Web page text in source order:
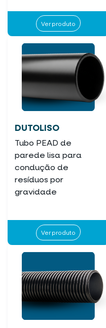
Ver produto
DUTOLISO
Tubo PEAD de
parede lisa para
condução de
resíduos por
gravidade
Ver produto